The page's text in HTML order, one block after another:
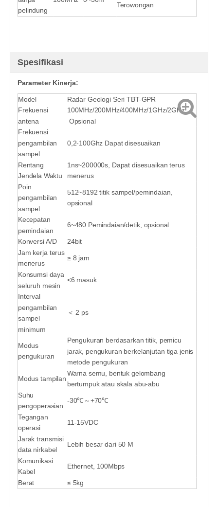
pelindung
Terowongan
Spesifikasi
Parameter Kinerja:
Model
Radar Geologi Seri TBT-GPR
Frekuensi
antena
100MHz/200MHz/400MHz/1GHz/2GHz
Opsional
Frekuensi
pengambilan
sampel
0,2-100Ghz Dapat disesuaikan
Rentang
Jendela Waktu
1ns~200000s, Dapat disesuaikan terus
menerus
Poin
pengambilan
sampel
512~8192 titik sampel/pemindaian,
opsional
Kecepatan
pemindaian
6~480 Pemindaian/detik, opsional
Konversi A/D 24bit
Jam kerja terus
menerus
≥ 8 jam
Konsumsi daya
seluruh mesin
<6 masuk
Interval
pengambilan
sampel
minimum
＜ 2 ps
Modus
pengukuran
Pengukuran berdasarkan titik, pemicu
jarak, pengukuran berkelanjutan tiga jenis
metode pengukuran
Modus tampilan
Warna semu, bentuk gelombang
bertumpuk atau skala abu-abu
Suhu
pengoperasian
-30℃～+70℃
Tegangan
operasi
11-15VDC
Jarak transmisi
data nirkabel
Lebih besar dari 50 M
Komunikasi
Kabel
Ethernet, 100Mbps
Berat ≤ 5kg